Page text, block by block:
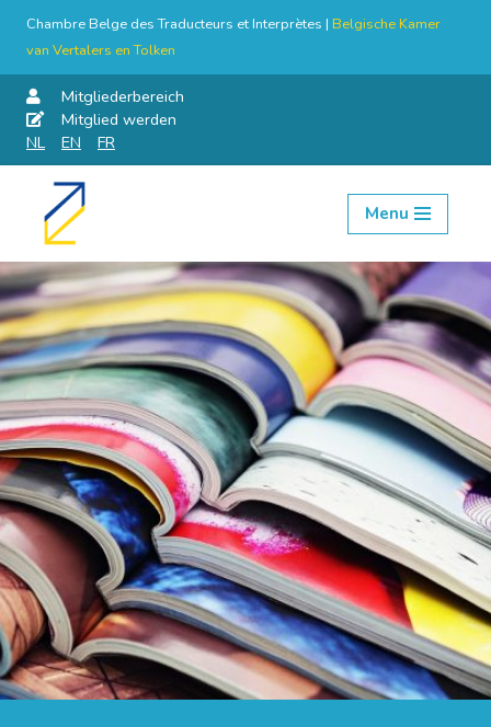
Chambre Belge des Traducteurs et Interprètes | Belgische Kamer
van Vertalers en Tolken
Mitgliederbereich
Mitglied werden
NL
EN FR
Skip
content
Menu